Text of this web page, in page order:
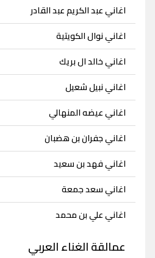
اغاني عبد الكريم عبد القادر
اغاني نوال الكويتية
اغاني خالد ال بريك
اغاني نبيل شعيل
اغاني عيضه المنهالي
اغاني جفران بن هضبان
اغاني فهد بن سعيد
اغاني سعد جمعة
اغاني علي بن محمد
عمالقة الغناء العربي